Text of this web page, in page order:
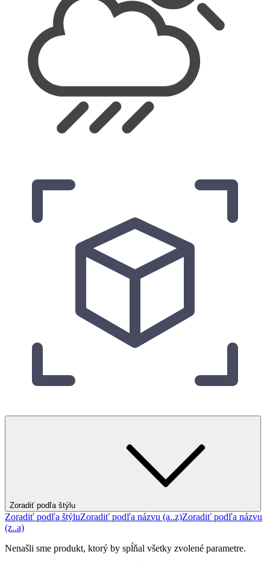
Zoradiť podľa štýlu
Zoradiť podľa štýluZoradiť podľa názvu (a..z)Zoradiť podľa názvu
(z..a)
Nenašli sme produkt, ktorý by spĺňal všetky zvolené parametre.